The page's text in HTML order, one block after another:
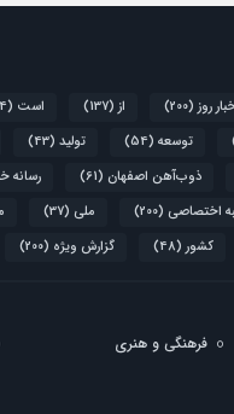
روز (200) از (137) است (64)
توسعه (54) تولید (43)
ذوب‌آهن اصفهان (61) رسانه
اختصاصی (200) ملی (37)
کشور (48) گزارش ویژه (200)
فرهنگی و هنری